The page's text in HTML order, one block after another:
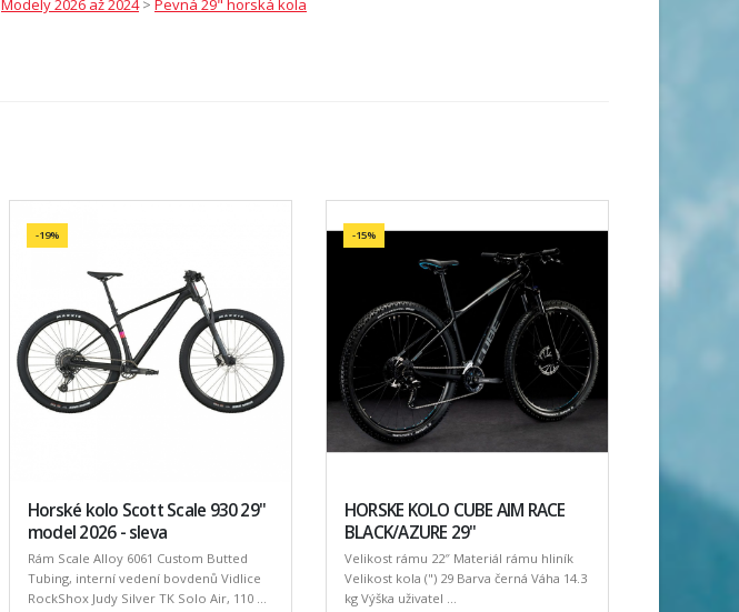
Modely 2026 až 2024 > Pevná 29" horská kola
-19%
Horské kolo Scott Scale 930 29"
model 2026 - sleva
Rám Scale Alloy 6061 Custom Butted
Tubing, interní vedení bovdenů Vidlice
RockShox Judy Silver TK Solo Air, 110 ...
-15%
HORSKE KOLO CUBE AIM RACE
BLACK/AZURE 29''
Velikost rámu 22″ Materiál rámu hliník
Velikost kola (") 29 Barva černá Váha 14.3
kg Výška uživatel ...